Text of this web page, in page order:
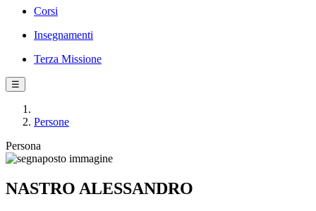
Corsi
Insegnamenti
Terza Missione
☰
Persone
Persona
NASTRO ALESSANDRO